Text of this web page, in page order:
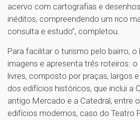
acervo com cartografias e
inéditos, compreendendo um rico
consulta e estudo”, completou.
Para facilitar o turismo pelo bairro,
imagens e apresenta três roteiros:
livres, composto por praças, largos
dos edifícios históricos, que inclui a
antigo Mercado e a Catedral, entre
edifícios modernos, caso do Teatro